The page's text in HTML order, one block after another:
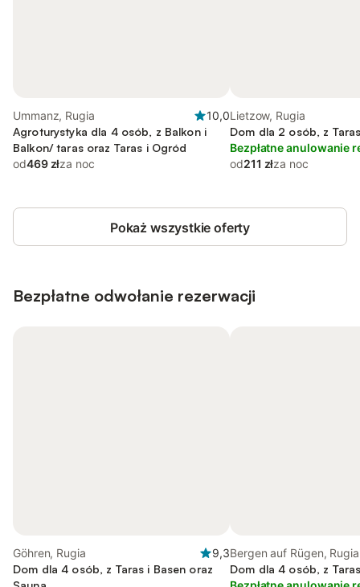
Ummanz, Rugia
10,0
Agroturystyka dla 4 osób, z Balkon i
Balkon/ taras oraz Taras i Ogród
od469 złza noc
Lietzow, Rugia
Dom dla 2 osób, z
Bezpłatne anulowanie
od211 złza noc
Pokaż wszystkie oferty
Bezpłatne odwołanie rezerwacji
Göhren, Rugia
9,3
Dom dla 4 osób, z Taras i Basen oraz
Bergen auf Rügen, Rugia
Dom dla 4 osób, z